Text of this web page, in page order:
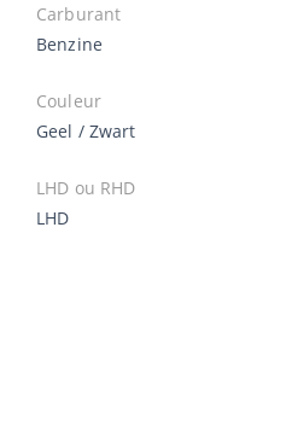
Carburant
Benzine
Couleur
Geel / Zwart
LHD ou RHD
LHD